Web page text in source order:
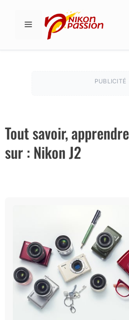
MENU
PUBLICITÉ
Tout savoir,
sur : Nikon J2